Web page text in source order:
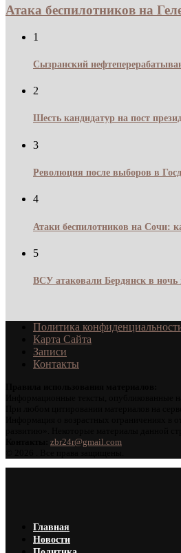
Атака беспилотников на
1
Сызранский
2
Шесть кандидатур на пост
3
Революция после выборов в
4
Атаки беспилотников на Сочи:
5
ВСУ атаковали Бердянск в
Политика
Карта Сайта
Записи
Контакты
zbr24r@gmail.com
Главная
Новости